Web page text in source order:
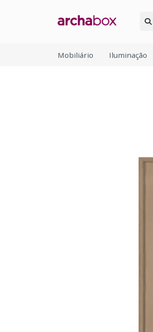
Mobiliário Iluminação